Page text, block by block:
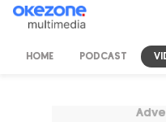
HOME PODCAST